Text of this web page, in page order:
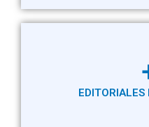
EDITORIALES